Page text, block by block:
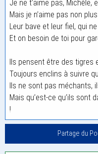
Je ne t’aime pas, Michèle,
Mais je n’aime pas non
Leur bave et leur fiel, qui
Et on besoin de toi pour
Ils pensent être des tigres
Toujours enclins à suivre
Ils ne sont pas méchants,
Mais qu’est-ce qu’ils sont
!
Partage du